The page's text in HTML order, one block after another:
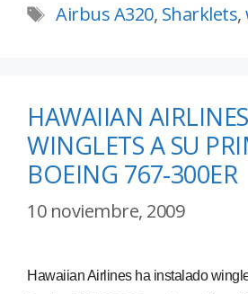
Airbus A320, Sharklets,
HAWAIIAN
WINGLETS A SU
BOEING 767-300ER
10 noviembre, 2009
Hawaiian Airlines ha instalado